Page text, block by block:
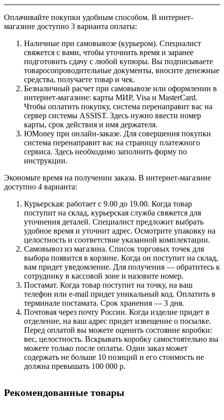
Оплачивайте покупки удобным способом. В интернет-
магазине доступно 3 варианта оплаты:
Наличные при самовывозе (курьером). Специалист
свяжется с вами, чтобы уточнить время и заранее
подготовить сдачу с любой купюры. Вы подписываете
товаросопроводительные документы, вносите денежные
средства, получаете товар и чек.
Безналичный расчет при самовывозе или оформлении в
интернет-магазине: карты МИР, Visa и MasterCard.
Чтобы оплатить покупку, система перенаправит вас на
сервер системы ASSIST. Здесь нужно ввести номер
карты, срок действия и имя держателя.
ЮMoney при онлайн-заказе. Для совершения покупки
система перенаправит вас на страницу платежного
сервиса. Здесь необходимо заполнить форму по
инструкции.
Экономьте время на получении заказа. В интернет-магазине
доступно 4 варианта:
Курьерская: работает с 9.00 до 19.00. Когда товар
поступит на склад, курьерская служба свяжется для
уточнения деталей. Специалист предложит выбрать
удобное время и уточнит адрес. Осмотрите упаковку на
целостность и соответствие указанной комплектации.
Самовывоз из магазина. Список торговых точек для
выбора появится в корзине. Когда он поступит на склад,
вам придет уведомление. Для получения — обратитесь к
сотруднику в кассовой зоне и назовите номер.
Постамат. Когда товар поступит на точку, на ваш
телефон или e-mail придет уникальный код. Оплатить в
терминале постамата. Срок хранения — 3 дня.
Почтовая через почту России. Когда изделие придет в
отделение, на ваш адрес придет извещение о посылке.
Перед оплатой вы можете оценить состояние коробки:
вес, целостность. Вскрывать коробку самостоятельно вы
можете только после оплаты. Один заказ может
содержать не больше 10 позиций и его стоимость не
должна превышать 100 000 р.
Рекомендованные товары